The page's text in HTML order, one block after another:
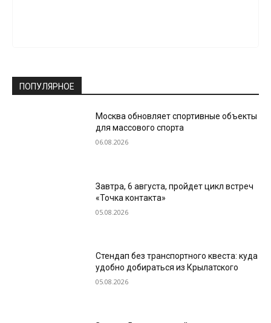
ПОПУЛЯРНОЕ
Москва обновляет спортивные объекты
для массового спорта
06.08.2026
Завтра, 6 августа, пройдет цикл встреч
«Точка контакта»
05.08.2026
Стендап без транспортного квеста: куда
удобно добираться из Крылатского
05.08.2026